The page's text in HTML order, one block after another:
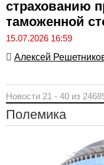
страхованию
таможенной
15.07.2026 16:59
Алексей
Новости 21 - 40 из
Полемика